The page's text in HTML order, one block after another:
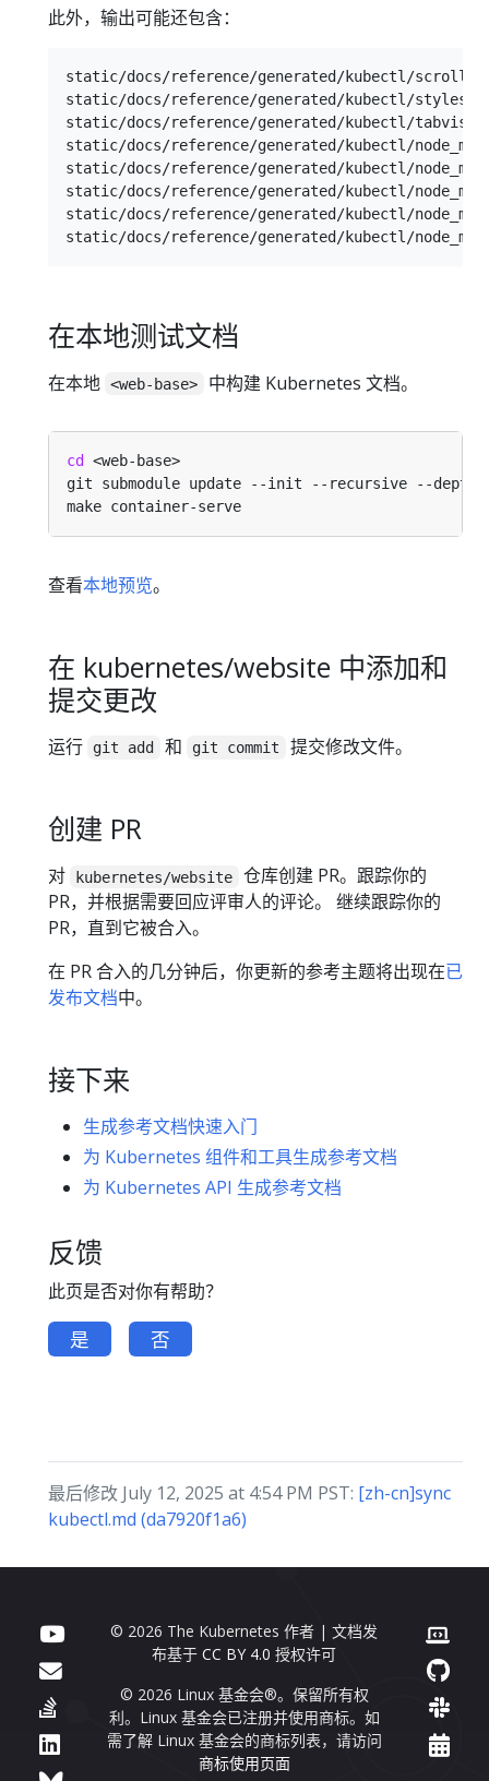
此外，输出可能还包含：
static/docs/reference/generated/kubectl/
static/docs/reference/generated/kubectl/
static/docs/reference/generated/kubectl/
static/docs/reference/generated/kubectl/
static/docs/reference/generated/kubectl/
static/docs/reference/generated/kubectl/
static/docs/reference/generated/kubectl/
在本地测试文档
在本地 <web-base> 中构建 Kubernetes 文档。
cd
git submodule update --init --recursive --depth
查看本地预览。
在 kubernetes/website 中添加和
提交更改
运行 git add 和 git commit 提交修改文件。
创建 PR
对 kubernetes/website
仓库创建 PR。跟踪你的
PR，并根据需要回应评审人的评论。 继续跟踪你的
PR，直到它被合入。
在 PR 合入的几分钟后，你更新的参考主题将出现在已
发布文档中。
接下来
生成参考文档快速入门
为 Kubernetes 组件和工具生成参考文档
为 Kubernetes API 生成参考文档
反馈
此页是否对你有帮助？
是 否
最后修改 July 12, 2025 at 4:54 PM PST: [zh-cn]sync
kubectl.md (da7920f1a6)
© 2026 The Kubernetes 作者 | 文档发
布基于CC BY 4.0 授权许可
© 2026 Linux 基金会®。保留所有权
利。Linux 基金会已注册并使用商标。如
需了解 Linux 基金会的商标列表，请访问
商标使用页面